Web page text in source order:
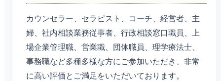
カウンセラー、セラピスト、コーチ、経営者、主
婦、社内相談業務従事者、行政相談窓口職員、上
場企業管理職、営業職、団体職員、理学療法士、
事務職など多種多様な方にご参加いただき、非常
に高い評価とご満足をいただいております。